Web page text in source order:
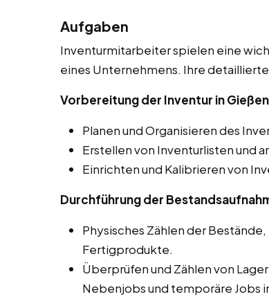
Aufgaben
Inventurmitarbeiter spielen eine
eines Unternehmens. Ihre
Vorbereitung der Inventur in Gießen
Planen und Organisieren des
Erstellen von Inventurlisten und
Einrichten und Kalibrieren von
Durchführung der
Physisches Zählen der
Fertigprodukte.
Überprüfen und Zählen von
Nebenjobs und temporäre Jobs